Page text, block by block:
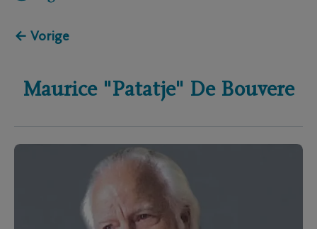
← Vorige
Maurice "Patatje" De Bouvere